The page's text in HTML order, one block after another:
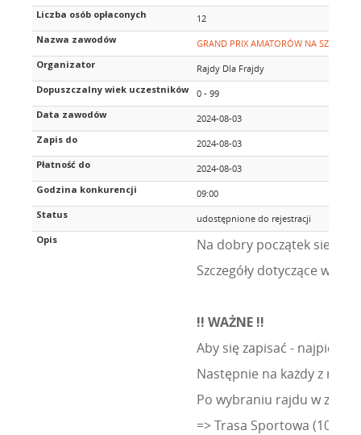
Liczba osób opłaconych
12
Nazwa zawodów
GRAND PRIX AMATORÓW NA
Organizator
Rajdy Dla Frajdy
Dopuszczalny wiek uczestników
0 - 99
Data zawodów
2024-08-03
Zapis do
2024-08-03
Płatność do
2024-08-03
Godzina konkurencji
09:00
Status
udostępnione do rejestracji
Opis
Na dobry początek
Szczegóły dotyczące
!! WAŻNE !!
Aby się zapisać - najpierw
Następnie na każdy z
Po wybraniu rajdu w
=> Trasa Sportowa (100-